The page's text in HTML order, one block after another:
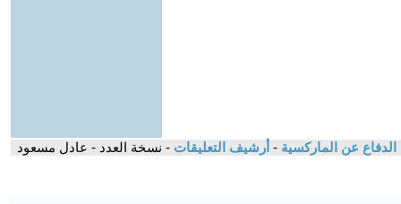
عن الماركسية - أرشيف التعليقات - نسخة العدد - عادل مسعود